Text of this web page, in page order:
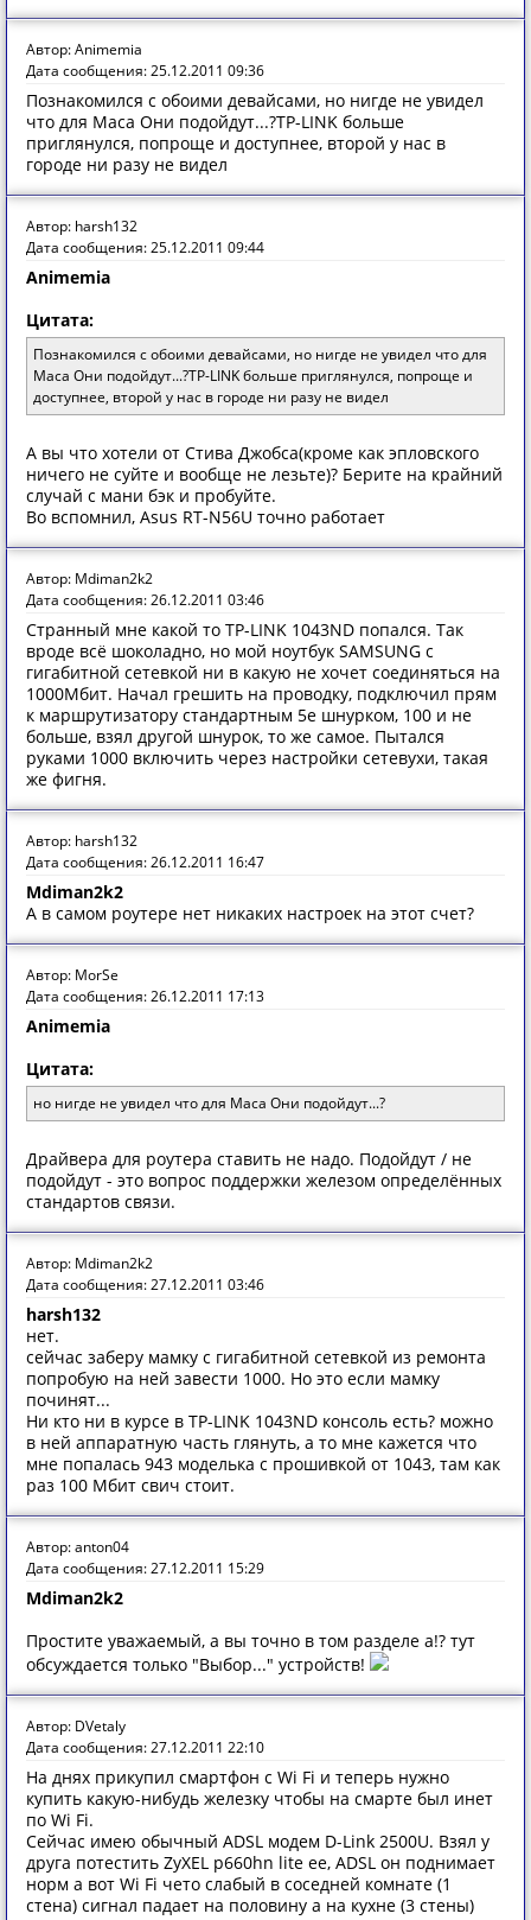
Автор: Animemia
Дата сообщения: 25.12.2011 09:36
Познакомился с обоими девайсами, но нигде не увидел
что для Maca Они подойдут...?TP-LINK больше
приглянулся, попроще и доступнее, второй у нас в
городе ни разу не видел
Автор: harsh132
Дата сообщения: 25.12.2011 09:44
Animemia
Цитата:
Познакомился с обоими девайсами, но нигде не увидел что для
Maca Они подойдут...?TP-LINK больше приглянулся, попроще и
доступнее, второй у нас в городе ни разу не видел
А вы что хотели от Стива Джобса(кроме как эпловского
ничего не суйте и вообще не лезьте)? Берите на крайний
случай с мани бэк и пробуйте.
Во вспомнил, Asus RT-N56U точно работает
Автор: Mdiman2k2
Дата сообщения: 26.12.2011 03:46
Странный мне какой то TP-LINK 1043ND попался. Так
вроде всё шоколадно, но мой ноутбук SAMSUNG с
гигабитной сетевкой ни в какую не хочет соединяться на
1000Мбит. Начал грешить на проводку, подключил прям
к маршрутизатору стандартным 5е шнурком, 100 и не
больше, взял другой шнурок, то же самое. Пытался
руками 1000 включить через настройки сетевухи, такая
же фигня.
Автор: harsh132
Дата сообщения: 26.12.2011 16:47
Mdiman2k2
А в самом роутере нет никаких настроек на этот счет?
Автор: MorSe
Дата сообщения: 26.12.2011 17:13
Animemia
Цитата:
но нигде не увидел что для Maca Они подойдут...?
Драйвера для роутера ставить не надо. Подойдут / не
подойдут - это вопрос поддержки железом определённых
стандартов связи.
Автор: Mdiman2k2
Дата сообщения: 27.12.2011 03:46
harsh132
нет.
сейчас заберу мамку с гигабитной сетевкой из ремонта
попробую на ней завести 1000. Но это если мамку
починят...
Ни кто ни в курсе в TP-LINK 1043ND консоль есть? можно
в ней аппаратную часть глянуть, а то мне кажется что
мне попалась 943 моделька с прошивкой от 1043, там как
раз 100 Мбит свич стоит.
Автор: anton04
Дата сообщения: 27.12.2011 15:29
Mdiman2k2
Простите уважаемый, а вы точно в том разделе а!? тут
обсуждается только "Выбор..." устройств!
Автор: DVetaly
Дата сообщения: 27.12.2011 22:10
На днях прикупил смартфон с Wi Fi и теперь нужно
купить какую-нибудь железку чтобы на смарте был инет
по Wi Fi.
Сейчас имею обычный ADSL модем D-Link 2500U. Взял у
друга потестить ZyXEL p660hn lite ee, ADSL он поднимает
норм а вот Wi Fi чето слабый в соседней комнате (1
стена) сигнал падает на половину а на кухне (3 стены)